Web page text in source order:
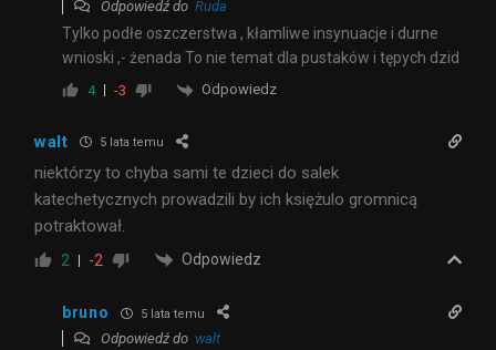
Odpowiedź do Ruda
Tylko podłe oszczerstwa , kłamliwe insynuacje i durne
wnioski ,- żenada To nie temat dla pustaków i tępych dzid
4 -3 Odpowiedz
walt 5 lata temu
niektórzy to chyba sami te dzieci do salek
katechetycznych prowadzili by ich księżulo gromnicą
potraktował.
2 -2 Odpowiedz
bruno 5 lata temu
Odpowiedź do walt